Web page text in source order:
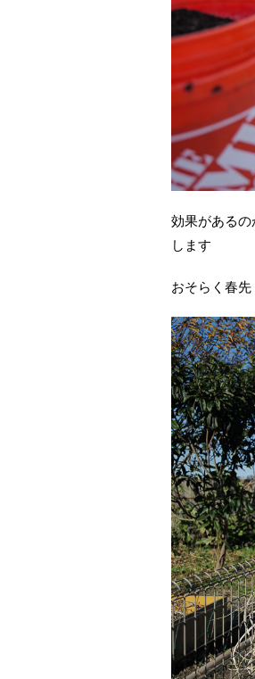
効果がある
します
おそらく春